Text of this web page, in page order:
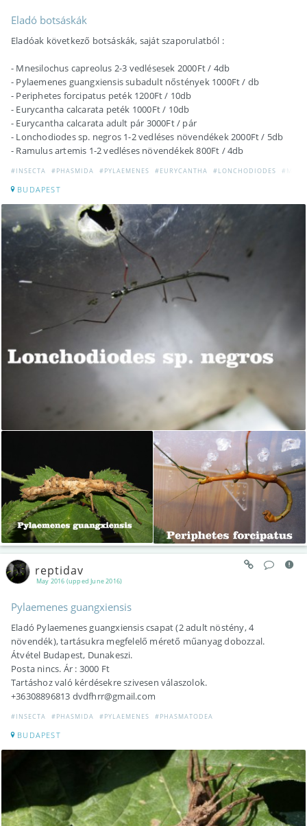
Eladó botsáskák
Eladóak következő botsáskák, saját szaporulatból :
- Mnesilochus capreolus 2-3 vedlésesek 2000Ft / 4db
- Pylaemenes guangxiensis subadult nőstények 1000Ft / db
- Periphetes forcipatus peték 1200Ft / 10db
- Eurycantha calcarata peték 1000Ft / 10db
- Eurycantha calcarata adult pár 3000Ft / pár
- Lonchodiodes sp. negros 1-2 vedléses növendékek 2000Ft / 5db
- Ramulus artemis 1-2 vedléses növendékek 800Ft / 4db
#INSECTA #PHASMIDA #PYLAEMENES #EURYCANTHA #LONCHODIODES
BUDAPEST
May 2016 (upped June 2016)
reptidav
Pylaemenes guangxiensis
Eladó Pylaemenes guangxiensis csapat (2 adult nöstény, 4
növendék), tartásukra megfelelő mérető műanyag dobozzal.
Átvétel Budapest, Dunakeszi.
Posta nincs. Ár : 3000 Ft
Tartáshoz való kérdésekre szivesen válaszolok.
+36308896813 dvdfhrr@gmail.com
#INSECTA #PHASMIDA #PYLAEMENES #PHASMATODEA
BUDAPEST